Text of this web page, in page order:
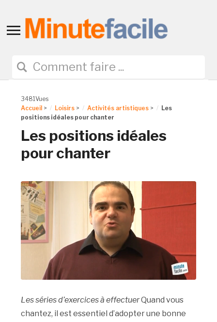
Toggle
navigation
3481Vues
Accueil > Loisirs > Activités artistiques >
Les
positions idéales pour chanter
Les positions idéales
pour chanter
Les séries d’exercices à effectuerQuand vous
chantez, il est essentiel d’adopter une bonne